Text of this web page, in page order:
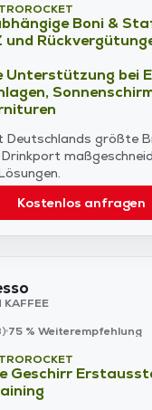
Boni &
und
Unterstützung bei
Deutschlands größte
Kostenlos anfragen
KAFFEE
)75 % Weiterempfehlung
Geschirr